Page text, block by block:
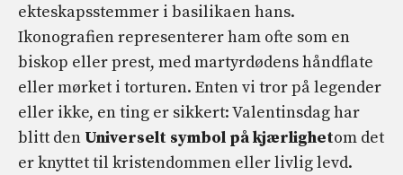
ekteskapsstemmer i basilikaen hans.
Ikonografien representerer ham ofte som en
biskop eller prest, med martyrdødens håndflate
eller mørket i torturen. Enten vi tror på legender
eller ikke, en ting er sikkert: Valentinsdag har
blitt den Universelt symbol på kjærlighetom det
er knyttet til kristendommen eller livlig levd.